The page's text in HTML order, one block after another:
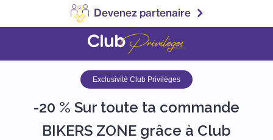
Devenez partenaire
Exclusivité Club Privilèges
-20 % Sur toute ta commande
BIKERS ZONE grâce à Club